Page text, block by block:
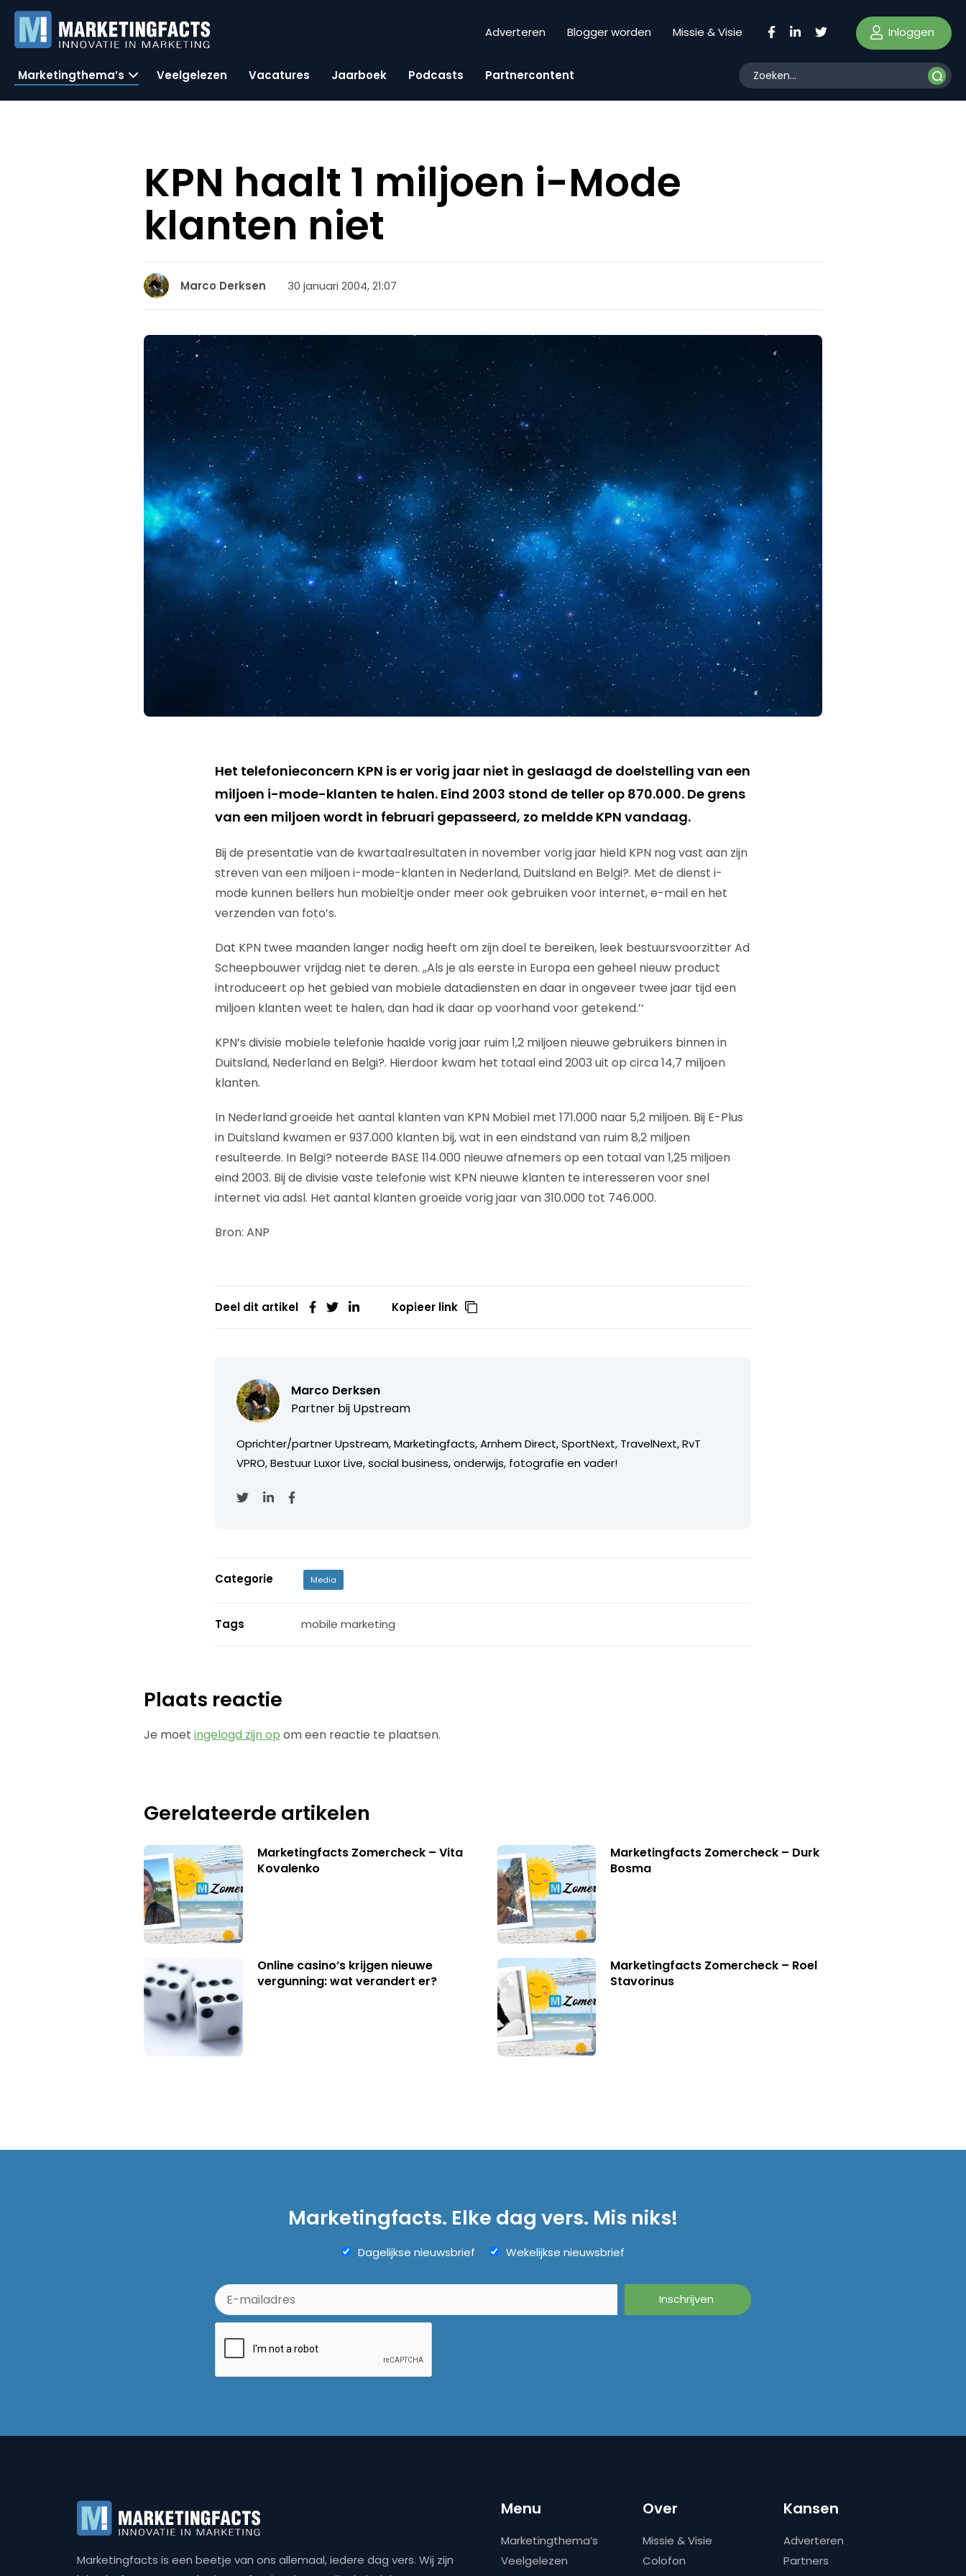
Adverteren Blogger worden Missie & Visie Inloggen
Marketingthema’s Veelgelezen Vacatures Jaarboek Podcasts Partnercontent
KPN haalt 1 miljoen i-Mode
klanten niet
Marco Derksen 30 januari 2004, 21:07
Het telefonieconcern KPN is er vorig jaar niet in geslaagd de doelstelling van een
miljoen i-mode-klanten te halen. Eind 2003 stond de teller op 870.000. De grens
van een miljoen wordt in februari gepasseerd, zo meldde KPN vandaag.
Bij de presentatie van de kwartaalresultaten in november vorig jaar hield KPN nog vast aan zijn
streven van een miljoen i-mode-klanten in Nederland, Duitsland en Belgi?. Met de dienst i-
mode kunnen bellers hun mobieltje onder meer ook gebruiken voor internet, e-mail en het
verzenden van foto’s.
Dat KPN twee maanden langer nodig heeft om zijn doel te bereiken, leek bestuursvoorzitter Ad
Scheepbouwer vrijdag niet te deren. ,,Als je als eerste in Europa een geheel nieuw product
introduceert op het gebied van mobiele datadiensten en daar in ongeveer twee jaar tijd een
miljoen klanten weet te halen, dan had ik daar op voorhand voor getekend.’‘
KPN’s divisie mobiele telefonie haalde vorig jaar ruim 1,2 miljoen nieuwe gebruikers binnen in
Duitsland, Nederland en Belgi?. Hierdoor kwam het totaal eind 2003 uit op circa 14,7 miljoen
klanten.
In Nederland groeide het aantal klanten van KPN Mobiel met 171.000 naar 5,2 miljoen. Bij E-Plus
in Duitsland kwamen er 937.000 klanten bij, wat in een eindstand van ruim 8,2 miljoen
resulteerde. In Belgi? noteerde BASE 114.000 nieuwe afnemers op een totaal van 1,25 miljoen
eind 2003. Bij de divisie vaste telefonie wist KPN nieuwe klanten te interesseren voor snel
internet via adsl. Het aantal klanten groeide vorig jaar van 310.000 tot 746.000.
Bron: ANP
Deel dit artikel Kopieer link
Marco Derksen
Partner bij Upstream
Oprichter/partner Upstream, Marketingfacts, Arnhem Direct, SportNext, TravelNext, RvT
VPRO, Bestuur Luxor Live, social business, onderwijs, fotografie en vader!
Categorie Media
Tags mobile marketing
Plaats reactie
Je moetingelogd zijn op om een reactie te plaatsen.
Gerelateerde artikelen
Marketingfacts Zomercheck – Vita
Kovalenko
Marketingfacts Zomercheck – Durk
Bosma
Online casino’s krijgen nieuwe
vergunning: wat verandert er?
Marketingfacts Zomercheck – Roel
Stavorinus
Marketingfacts. Elke dag vers. Mis niks!
Dagelijkse nieuwsbrief Wekelijkse nieuwsbrief
Marketingfacts is een beetje van ons allemaal, iedere dag vers. Wij zijn
Menu
Marketingthema’s
Veelgelezen
Over
Missie & Visie
Colofon
Kansen
Adverteren
Partners